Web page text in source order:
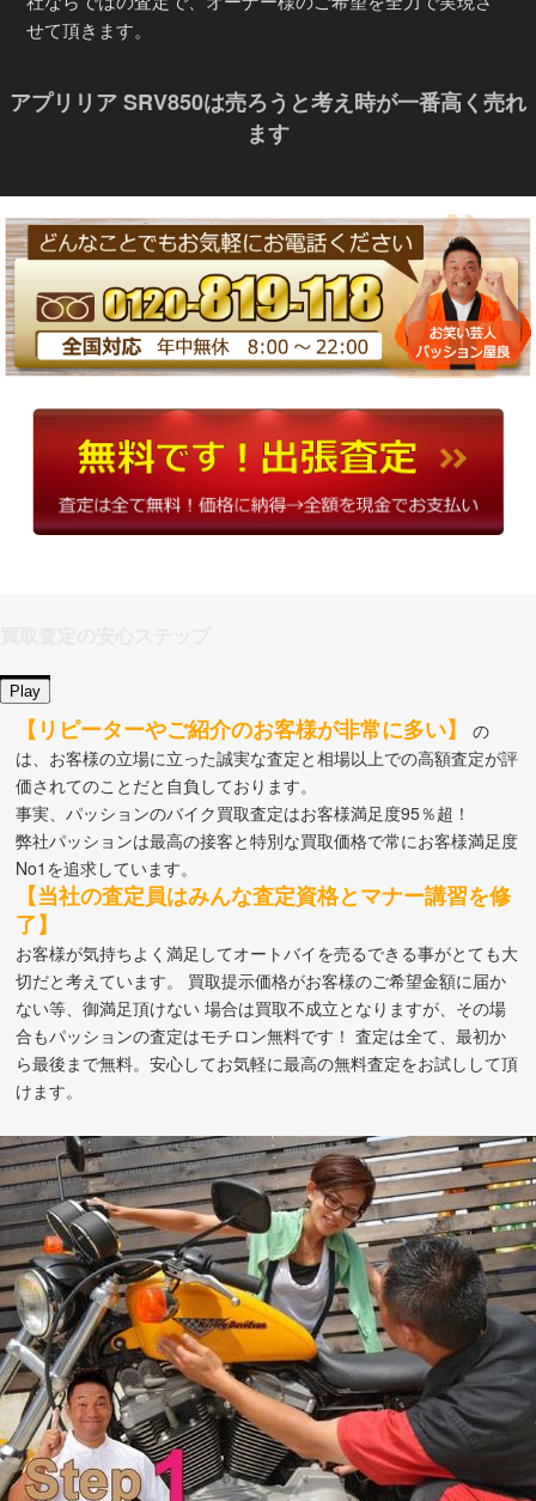
せて頂きます。
アプリリア SRV850は売ろうと考え時が一番高く売れ
ます
Play
【リピーターやご紹介のお客様が非常に多い】
の
は、お客様の立場に立った誠実な査定と相場以上での高額査定が評
価されてのことだと自負しております。
事実、パッションのバイク買取査定はお客様満足度95％超！
弊社パッションは最高の接客と特別な買取価格で常にお客様満足度
No1を追求しています。
【当社の査定員はみんな査定資格とマナー講習を修
了】
お客様が気持ちよく満足してオートバイを売るできる事がとても大
切だと考えています。 買取提示価格がお客様のご希望金額に届か
ない等、御満足頂けない 場合は買取不成立となりますが、その場
合もパッションの査定はモチロン無料です！ 査定は全て、最初か
ら最後まで無料。安心してお気軽に最高の無料査定をお試しして頂
けます。